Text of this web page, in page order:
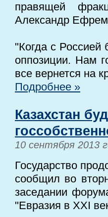
правящей
Александр
"Когда с
оппозиции. Нам
все вернется на
Подробнее »
Казахстан
10 сентября 2013
Государство
сообщил во
заседании
"Евразия в XXI